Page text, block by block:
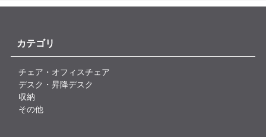
カテゴリ
チェア・オフィスチェア
デスク・昇降デスク
収納
その他